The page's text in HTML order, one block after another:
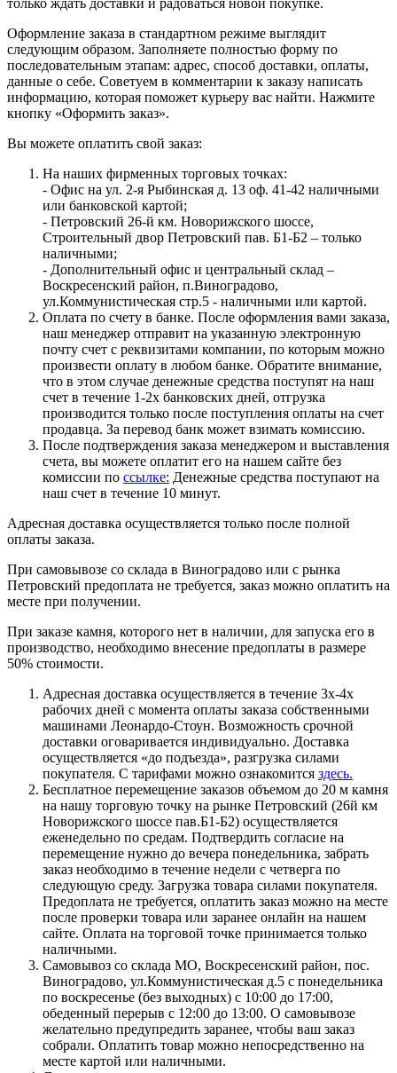
Оформление заказа в стандартном режиме выглядит
следующим образом. Заполняете полностью форму по
последовательным этапам: адрес, способ доставки, оплаты,
данные о себе. Советуем в комментарии к заказу написать
информацию, которая поможет курьеру вас найти. Нажмите
кнопку «Оформить заказ».
Вы можете оплатить свой заказ:
На наших фирменных торговых точках:
- Офис на ул. 2-я Рыбинская д. 13 оф. 41-42 наличными
или банковской картой;
- Петровский 26-й км. Новорижского шоссе,
Строительный двор Петровский пав. Б1-Б2 – только
наличными;
- Дополнительный офис и центральный склад –
Воскресенский район, п.Виноградово,
ул.Коммунистическая стр.5 - наличными или картой.
Оплата по счету в банке. После оформления вами заказа,
наш менеджер отправит на указанную электронную
почту счет с реквизитами компании, по которым можно
произвести оплату в любом банке. Обратите внимание,
что в этом случае денежные средства поступят на наш
счет в течение 1-2х банковских дней, отгрузка
производится только после поступления оплаты на счет
продавца. За перевод банк может взимать комиссию.
После подтверждения заказа менеджером и выставления
счета, вы можете оплатит его на нашем сайте без
комиссии по ссылке: Денежные средства поступают на
наш счет в течение 10 минут.
Адресная доставка осуществляется только после полной
оплаты заказа.
При самовывозе со склада в Виноградово или с рынка
Петровский предоплата не требуется, заказ можно оплатить на
месте при получении.
При заказе камня, которого нет в наличии, для запуска его в
производство, необходимо внесение предоплаты в размере
50% стоимости.
Адресная доставка осуществляется в течение 3х-4х
рабочих дней с момента оплаты заказа собственными
машинами Леонардо-Стоун. Возможность срочной
доставки оговаривается индивидуально. Доставка
осуществляется «до подъезда», разгрузка силами
покупателя. С тарифами можно ознакомится здесь.
Бесплатное перемещение заказов объемом до 20 м камня
на нашу торговую точку на рынке Петровский (26й км
Новорижского шоссе пав.Б1-Б2) осуществляется
еженедельно по средам. Подтвердить согласие на
перемещение нужно до вечера понедельника, забрать
заказ необходимо в течение недели с четверга по
следующую среду. Загрузка товара силами покупателя.
Предоплата не требуется, оплатить заказ можно на месте
после проверки товара или заранее онлайн на нашем
сайте. Оплата на торговой точке принимается только
наличными.
Самовывоз со склада МО, Воскресенский район, пос.
Виноградово, ул.Коммунистическая д.5 с понедельника
по воскресенье (без выходных) с 10:00 до 17:00,
обеденный перерыв с 12:00 до 13:00. О самовывозе
желательно предупредить заранее, чтобы ваш заказ
собрали. Оплатить товар можно непосредственно на
месте картой или наличными.